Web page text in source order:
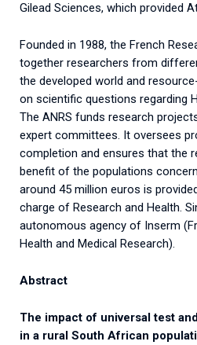
Gilead Sciences, which provided
Founded in 1988, the French
together researchers from
the developed world and
on scientific questions regarding
The ANRS funds research
expert committees. It oversees
completion and ensures that the
benefit of the populations
around 45 million euros is
charge of Research and Health.
autonomous agency of Inserm
Health and Medical Research).
Abstract
The impact of universal test
in a rural South African